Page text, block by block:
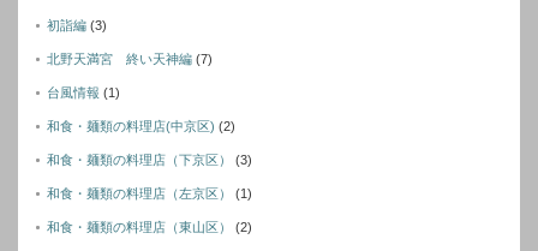
初詣編 (3)
北野天満宮 終い天神編 (7)
台風情報 (1)
和食・麺類の料理店(中京区) (2)
和食・麺類の料理店（下京区） (3)
和食・麺類の料理店（左京区） (1)
和食・麺類の料理店（東山区） (2)